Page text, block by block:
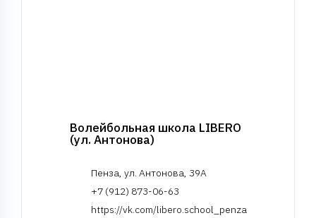
Волейбольная школа LIBERO
(ул. Антонова)
Пенза, ул. Антонова, 39А
+7 (912) 873-06-63
https://vk.com/libero.school_penza